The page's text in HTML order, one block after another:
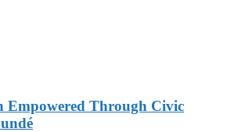
Empowered Through Civic